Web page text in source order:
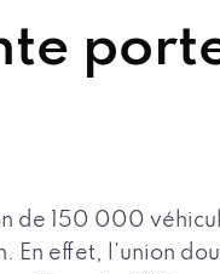
de 150 000
En effet, l’union